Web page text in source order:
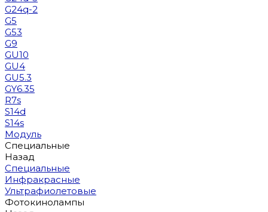
G24q-2
G5
G53
G9
GU10
GU4
GU5.3
GY6.35
R7s
S14d
S14s
Модуль
Специальные
Назад
Специальные
Инфракрасные
Ультрафиолетовые
Фотокинолампы